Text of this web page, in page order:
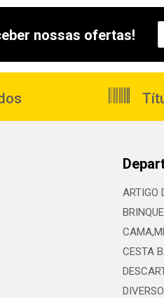
nossas ofertas!
ARTIGO
CESTA